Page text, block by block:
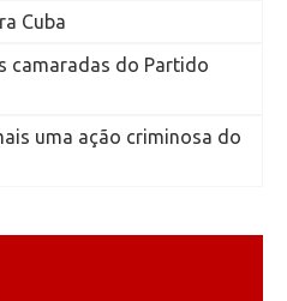
Cuba
camaradas do Partido
uma ação criminosa do